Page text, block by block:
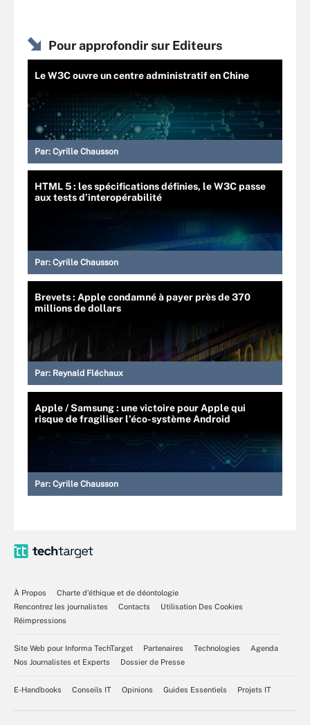
Pour approfondir sur Editeurs
Le W3C ouvre un centre administratif en Chine
Par: Cyrille Chausson
HTML 5 : les spécifications définies, le W3C passe
aux tests d’interopérabilité
Par: Cyrille Chausson
Brevets : Apple condamné à payer près de 370
millions de dollars
Par: Reynald Fléchaux
Apple / Samsung : une victoire pour Apple qui
risque de fragiliser l’éco-système Android
Par: Cyrille Chausson
À Propos
Charte d’éthique et de déontologie
Rencontrez les journalistes
Contacts
Utilisation Des Cookies
Réimpressions
Site Web pour Informa TechTarget Partenaires Technologies
Agenda
Nos Journalistes et Experts
Dossier de Presse
E-Handbooks Conseils IT Opinions Guides Essentiels Projets IT